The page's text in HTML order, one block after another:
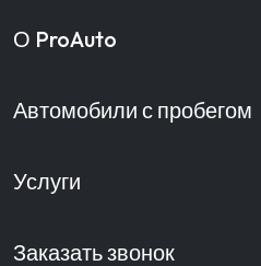
О ProAuto
Автомобили с пробегом
Услуги
Заказать звонок